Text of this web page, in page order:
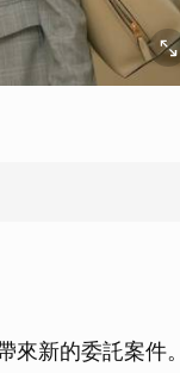
新的委託案件。